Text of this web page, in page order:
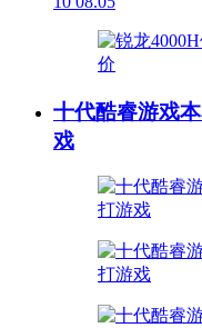
十代酷睿游戏
戏